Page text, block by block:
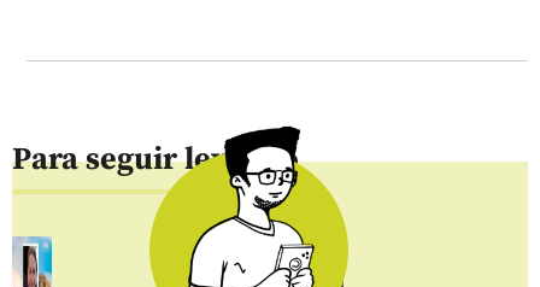
Para seguir leyendo